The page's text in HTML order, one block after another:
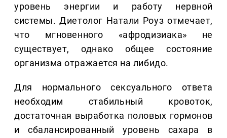
уровень энергии и работу нервной
системы. Диетолог Натали Роуз отмечает,
что мгновенного «афродизиака» не
существует, однако общее состояние
организма отражается на либидо.
Для нормального сексуального ответа
необходим стабильный кровоток,
достаточная выработка половых гормонов
и сбалансированный уровень сахара в